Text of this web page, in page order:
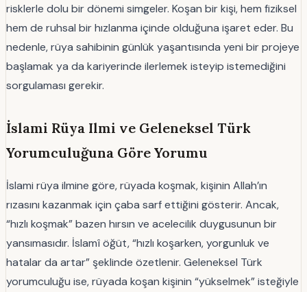
risklerle dolu bir dönemi simgeler. Koşan bir kişi, hem fiziksel
hem de ruhsal bir hızlanma içinde olduğuna işaret eder. Bu
nedenle, rüya sahibinin günlük yaşantısında yeni bir projeye
başlamak ya da kariyerinde ilerlemek isteyip istemediğini
sorgulaması gerekir.
İslami Rüya Ilmi ve Geleneksel Türk
Yorumculuğuna Göre Yorumu
İslami rüya ilmine göre, rüyada koşmak, kişinin Allah’ın
rızasını kazanmak için çaba sarf ettiğini gösterir. Ancak,
“hızlı koşmak” bazen hırsın ve acelecilik duygusunun bir
yansımasıdır. İslamî öğüt, “hızlı koşarken, yorgunluk ve
hatalar da artar” şeklinde özetlenir. Geleneksel Türk
yorumculuğu ise, rüyada koşan kişinin “yükselmek” isteğiyle